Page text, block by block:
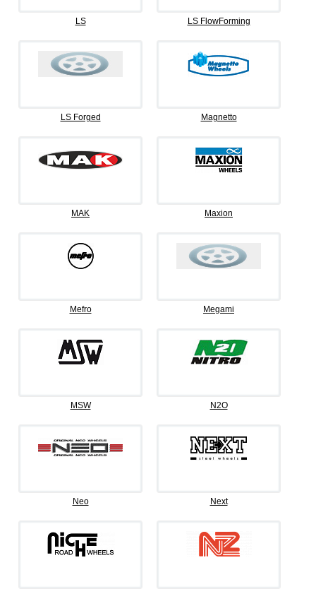
LS LS FlowForming
LS Forged Magnetto
MAK Maxion
Mefro Megami
MSW N2O
Neo Next